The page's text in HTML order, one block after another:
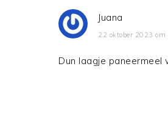
Juana
22 oktober 2023
Dun laagje paneermeel